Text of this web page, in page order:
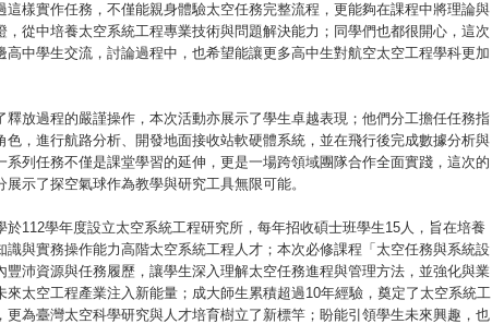
這樣實作任務，不僅能親身體驗太空任務完整流程，更能夠在課程中將理論與
，從中培養太空系統工程專業技術與問題解決能力；同學們也都很開心，這次
高中學生交流，討論過程中，也希望能讓更多高中生對航空太空工程學科更加
釋放過程的嚴謹操作，本次活動亦展示了學生卓越表現；他們分工擔任任務指
色，進行航路分析、開發地面接收站軟硬體系統，並在飛行後完成數據分析與
系列任務不僅是課堂學習的延伸，更是一場跨領域團隊合作全面實踐，這次的
展示了探空氣球作為教學與研究工具無限可能。
於112學年度設立太空系統工程研究所，每年招收碩士班學生15人，旨在培養
識與實務操作能力高階太空系統工程人才；本次必修課程「太空任務與系統設
豐沛資源與任務履歷，讓學生深入理解太空任務進程與管理方法，並強化與業
來太空工程產業注入新能量；成大師生累積超過10年經驗，奠定了太空系統工
更為臺灣太空科學研究與人才培育樹立了新標竿；盼能引領學生未來興趣，也